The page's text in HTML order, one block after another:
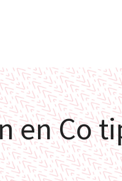
en Co